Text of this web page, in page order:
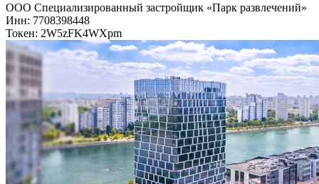
ООО Специализированный застройщик «Парк развлечений»
Инн: 7708398448
Токен: 2W5zFK4WXpm